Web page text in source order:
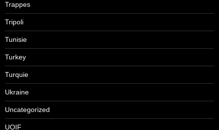
Trappes
Tripoli
Tunisie
Turkey
Turquie
Ukraine
Uncategorized
UOIF